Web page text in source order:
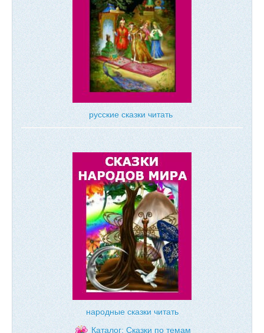
русские сказки читать
народные сказки читать
Каталог: Сказки по темам